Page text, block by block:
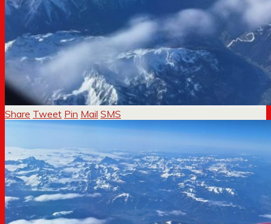
Share Tweet Pin Mail SMS